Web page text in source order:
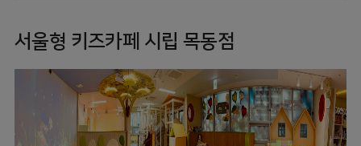
서울형 키즈카페 시립 목동점